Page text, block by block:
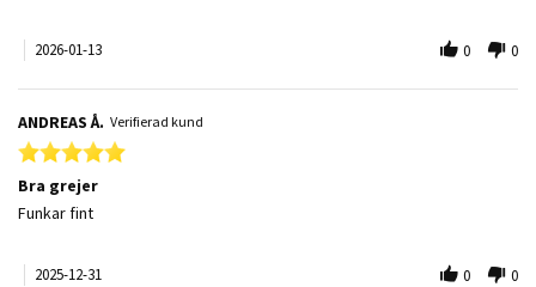
2026-01-13 0 0
ANDREAS Å. Verifierad kund
5.0 star rating
Bra grejer
Review by ANDREAS Å. on 31 Dec 2025
review stating Bra grejer
Funkar fint
2025-12-31 0 0